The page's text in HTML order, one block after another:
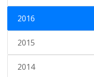
2016
2015
2014